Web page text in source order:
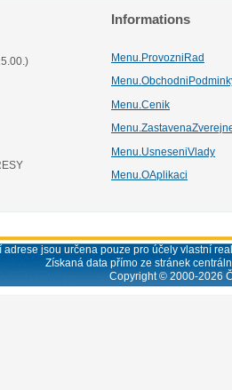
Informations
Menu.ProvozniRad
Menu.Cenik
Menu.UsneseniVlady
Menu.OAplikaci
jsou určena pouze pro účely vlastní
Získaná data přímo ze stránek
Copyright © 2000-2026